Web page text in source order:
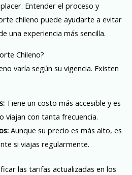
Entender el proceso y
chileno puede ayudarte a evitar
una experiencia más sencilla.
Chileno?
varía según su vigencia. Existen
Tiene un costo más accesible y es
viajan con tanta frecuencia.
Aunque su precio es más alto, es
si viajas regularmente.
las tarifas actualizadas en los